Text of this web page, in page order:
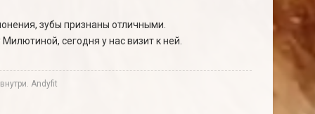
зубы признаны отличными.
сегодня у нас визит к ней.
Andyfit